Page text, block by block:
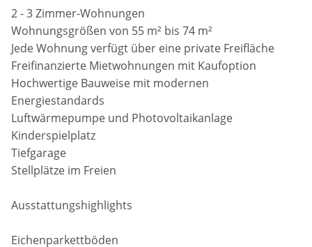
2 - 3 Zimmer-Wohnungen
Wohnungsgrößen von 55 m² bis 74 m²
Jede Wohnung verfügt über eine private Freifläche
Freifinanzierte Mietwohnungen mit Kaufoption
Hochwertige Bauweise mit modernen
Energiestandards
Luftwärmepumpe und Photovoltaikanlage
Kinderspielplatz
Tiefgarage
Stellplätze im Freien
Ausstattungshighlights
Eichenparkettböden